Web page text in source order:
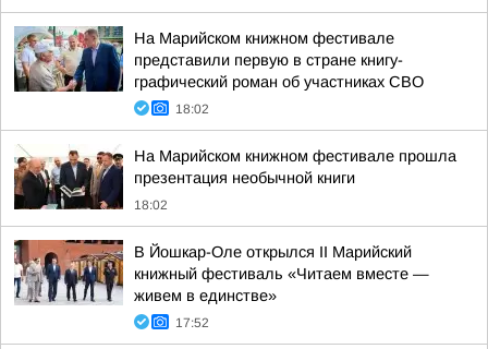
На Марийском книжном фестивале
представили первую в стране книгу-
графический роман об участниках СВО
18:02
На Марийском книжном фестивале прошла
презентация необычной книги
18:02
В Йошкар-Оле открылся II Марийский
книжный фестиваль «Читаем вместе —
живем в единстве»
17:52